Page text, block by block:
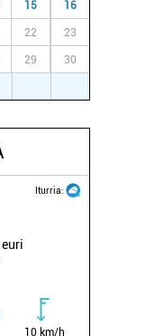
15 16
22 23
29 30
Iturria:
10 km/h